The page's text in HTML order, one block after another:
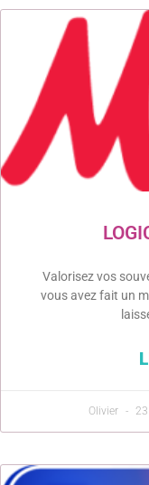
Valorisez vos
vous avez fait un
Olivier